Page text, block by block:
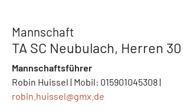
Mannschaft
TA SC Neubulach, Herren 30
Mannschaftsführer
Robin Huissel | Mobil: 015901045308 |
robin.huissel@gmx.de